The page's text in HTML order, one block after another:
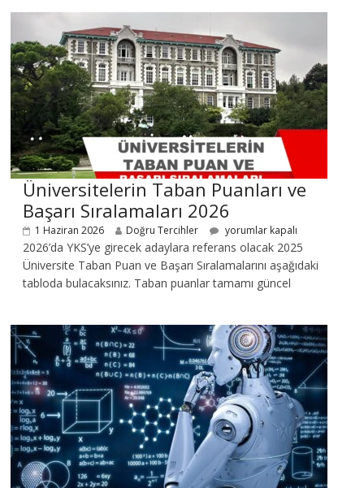
Üniversitelerin Taban Puanları ve
Başarı Sıralamaları 2026
1 Haziran 2026 Doğru Tercihler yorumlar kapalı
2026’da YKS’ye girecek adaylara referans olacak 2025
Üniversite Taban Puan ve Başarı Sıralamalarını aşağıdaki
tabloda bulacaksınız. Taban puanlar tamamı güncel